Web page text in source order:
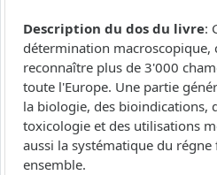
Description du dos du livre:
détermination macroscopique,
reconnaître plus de 3'000
toute l'Europe. Une partie
la biologie, des bioindications,
toxicologie et des utilisations
aussi la systématique du
ensemble.